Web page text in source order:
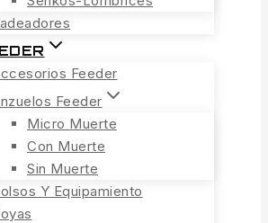
Feeder
Feeder
Micro Muerte
Con Muerte
Sin Muerte
Y Equipamiento